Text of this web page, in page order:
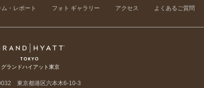
ム・レポート フォト ギャラリー アクセス よくあるご質問
グランドハイアット東京
東京都港区六本木6-10-3